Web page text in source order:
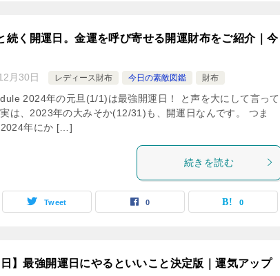
続く開運日。金運を呼び寄せる開運財布をご紹介｜今
月30日 レディース財布 今日の素敵図鑑 財布
2024年の元旦(1/1)は最強開運日！ と声を大にして言って
は、2023年の大みそか(12/31)も、開運日なんです。 つま
2024年にか […]
続きを読む
Tweet 0 0
日】最強開運日にやるといいこと決定版｜運気アップ